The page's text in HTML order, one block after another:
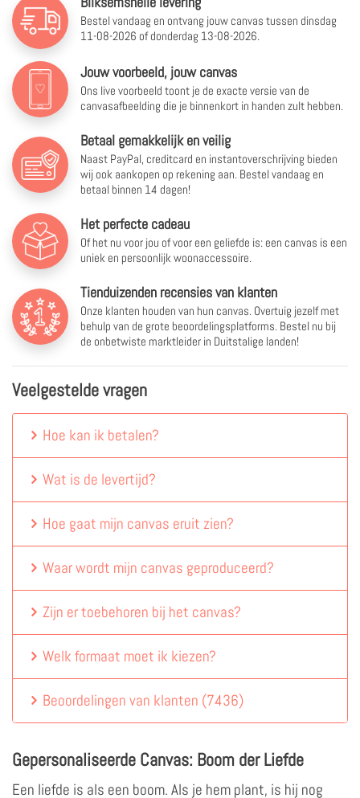
Bestel vandaag en ontvang jouw canvas tussen dinsdag
11-08-2026 of donderdag 13-08-2026.
Jouw voorbeeld, jouw canvas
Ons live voorbeeld toont je de exacte versie van de
canvasafbeelding die je binnenkort in handen zult hebben.
Betaal gemakkelijk en veilig
Naast PayPal, creditcard en instantoverschrijving bieden
wij ook aankopen op rekening aan. Bestel vandaag en
betaal binnen 14 dagen!
Het perfecte cadeau
Of het nu voor jou of voor een geliefde is: een canvas is een
uniek en persoonlijk woonaccessoire.
Tienduizenden recensies van klanten
Onze klanten houden van hun canvas. Overtuig jezelf met
behulp van de grote beoordelingsplatforms. Bestel nu bij
de onbetwiste marktleider in Duitstalige landen!
Veelgestelde vragen
Hoe kan ik betalen?
Wat is de levertijd?
Hoe gaat mijn canvas eruit zien?
Waar wordt mijn canvas geproduceerd?
Zijn er toebehoren bij het canvas?
Welk formaat moet ik kiezen?
Beoordelingen van klanten (7436)
Gepersonaliseerde Canvas: Boom der Liefde
Een liefde is als een boom. Als je hem plant, is hij nog